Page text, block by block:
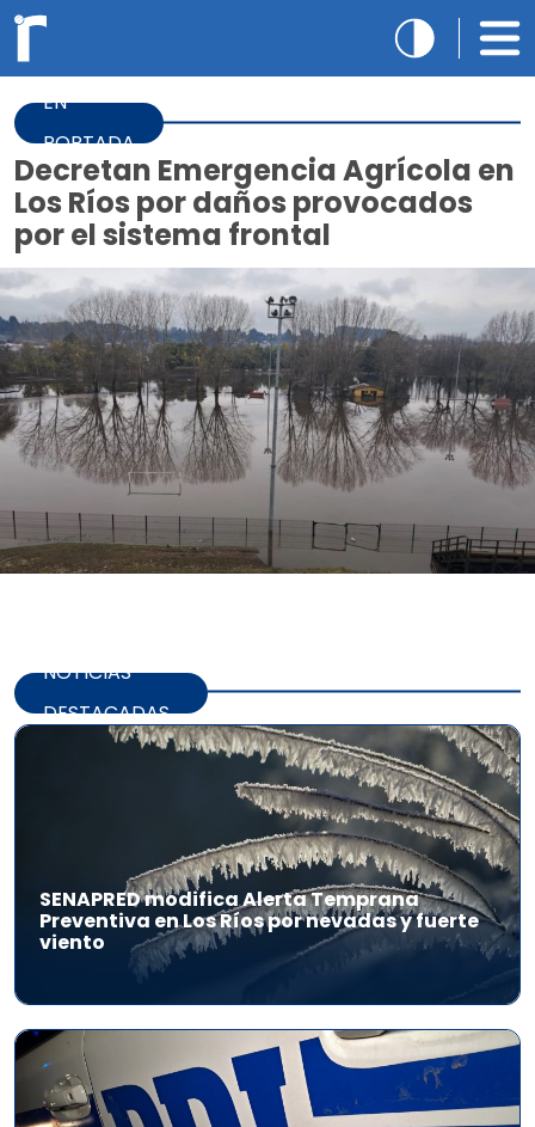
EN
PORTADA
Decretan Emergencia Agrícola en
Los Ríos por daños provocados
por el sistema frontal
NOTICIAS
DESTACADAS
SENAPRED modifica Alerta Temprana
Preventiva en Los Ríos por nevadas y fuerte
viento